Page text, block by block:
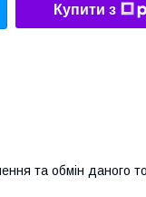
Купити з
та обмін даного